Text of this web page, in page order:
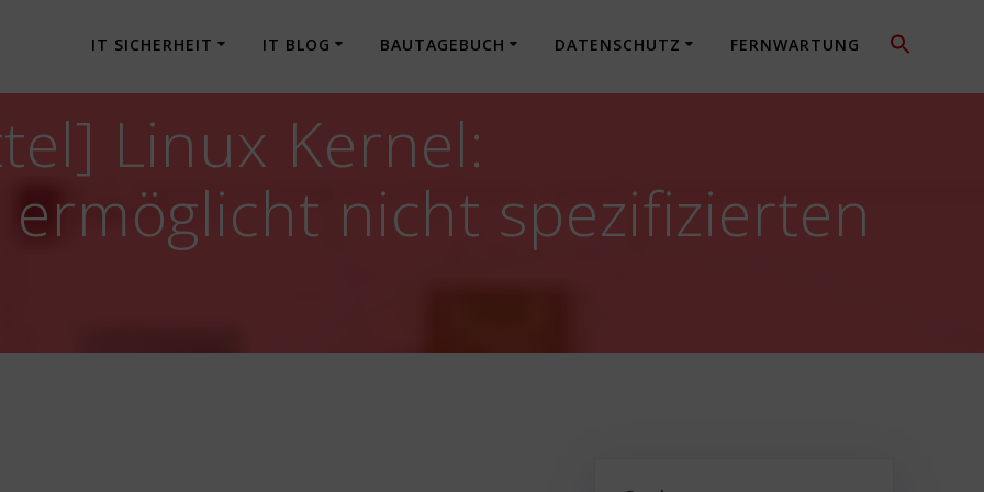
IT SICHERHEIT IT BLOG BAUTAGEBUCH DATENSCHUTZ FERNWARTUNG
Linux Kernel:
ermöglicht nicht spezifizierten